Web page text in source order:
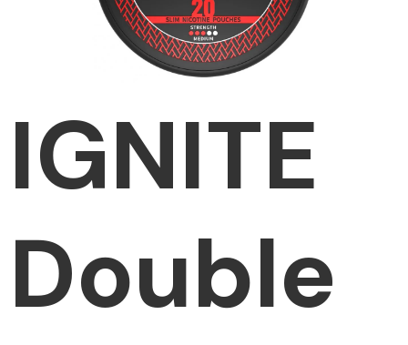
IGNITE
Double